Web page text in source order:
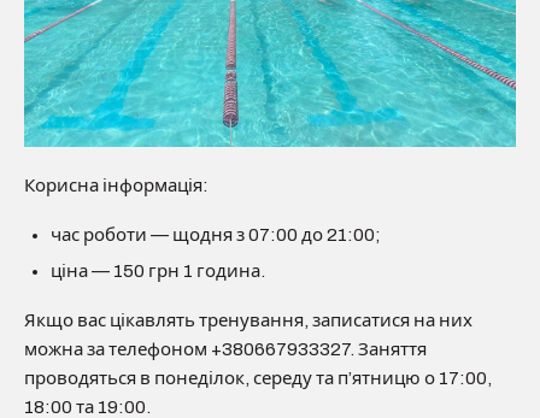
Корисна інформація:
час роботи — щодня з 07:00 до 21:00;
ціна — 150 грн 1 година.
Якщо вас цікавлять тренування, записатися на них
можна за телефоном +380667933327. Заняття
проводяться в понеділок, середу та п’ятницю о 17:00,
18:00 та 19:00.